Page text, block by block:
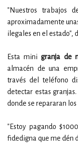
"Nuestros trabajos
aproximadamente
ilegales en el estado",
Esta mini granja de
almacén de una
través del teléfono
detectar estas
donde se repararan
"Estoy pagando
fidedigna que me dén